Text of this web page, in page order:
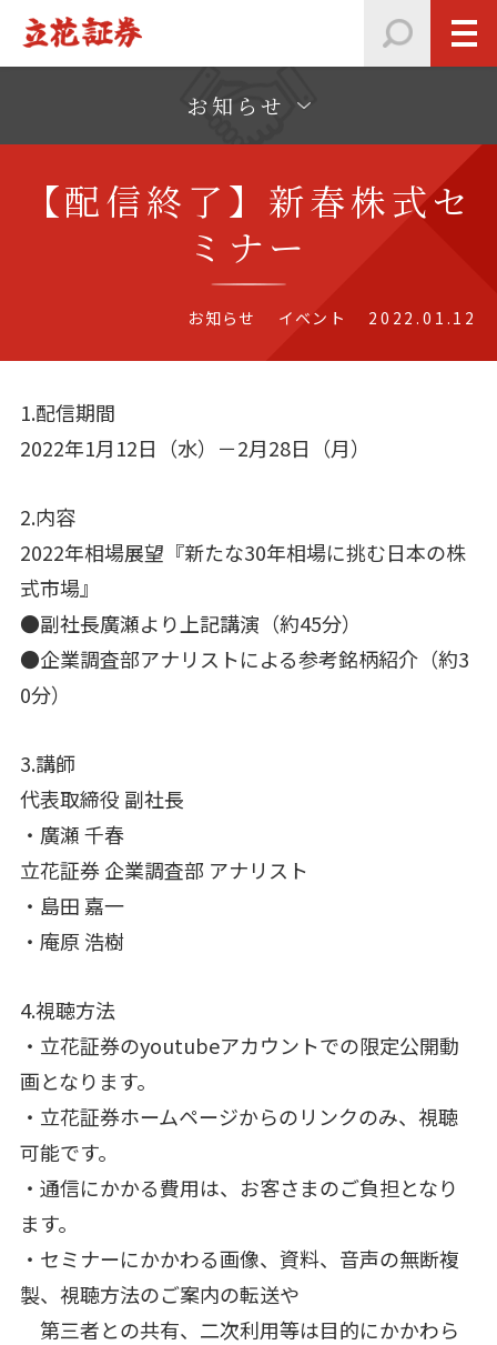
お知らせ
【配信終了】新春株式セ
ミナー
お知らせ イベント 2022.01.12
1.配信期間
2022年1月12日（水）－2月28日（月）
2.内容
2022年相場展望『新たな30年相場に挑む日本の株
式市場』
●副社長廣瀬より上記講演（約45分）
●企業調査部アナリストによる参考銘柄紹介（約3
0分）
3.講師
代表取締役 副社長
・廣瀬 千春
立花証券 企業調査部 アナリスト
・島田 嘉一
・庵原 浩樹
4.視聴方法
・立花証券のyoutubeアカウントでの限定公開動
画となります。
・立花証券ホームページからのリンクのみ、視聴
可能です。
・通信にかかる費用は、お客さまのご負担となり
ます。
・セミナーにかかわる画像、資料、音声の無断複
製、視聴方法のご案内の転送や
第三者との共有、二次利用等は目的にかかわら